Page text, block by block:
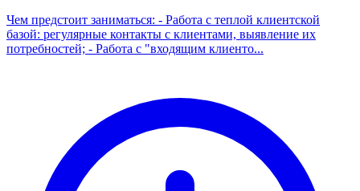
Чем предстоит заниматься: - Работа с теплой клиентской
базой: регулярные контакты с клиентами, выявление их
потребностей; - Работа с "входящим клиенто...